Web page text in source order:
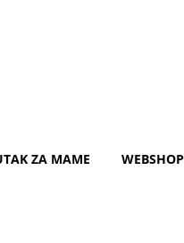
ZA MAME WEBSHOP